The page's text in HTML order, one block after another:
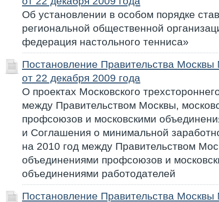
Об установлении в особом порядке
региональной общественной
федерация настольного тенниса»
Постановление Правительства
от 22 декабря 2009 года
О проектах Московского
между Правительством Москвы,
профсоюзов и московскими
и Соглашения о минимальной
на 2010 год между Правительством
объединениями профсоюзов и
объединениями работодателей
Постановление Правительства